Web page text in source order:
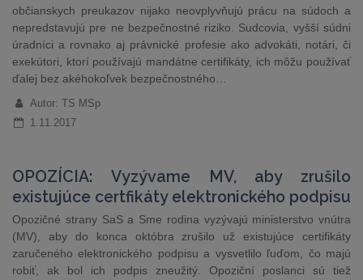
občianskych preukazov nijako neovplyvňujú prácu na súdoch a
nepredstavujú pre ne bezpečnostné riziko. Sudcovia, vyšší súdni
úradníci a rovnako aj právnické profesie ako advokáti, notári, či
exekútori, ktorí používajú mandátne certifikáty, ich môžu používať
ďalej bez akéhokoľvek bezpečnostného…
Autor: TS MSp
1.11.2017
OPOZÍCIA: Vyzývame MV, aby zrušilo
existujúce certfikáty elektronického podpisu
Opozičné strany SaS a Sme rodina vyzývajú ministerstvo vnútra
(MV), aby do konca októbra zrušilo už existujúce certifikáty
zaručeného elektronického podpisu a vysvetlilo ľuďom, čo majú
robiť, ak bol ich podpis zneužitý. Opoziční poslanci sú tiež